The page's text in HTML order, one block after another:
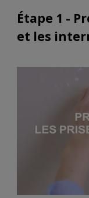
Étape 1 -
et les